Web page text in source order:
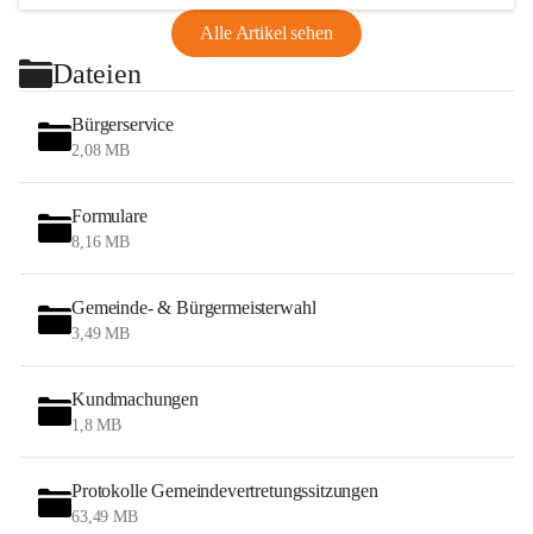
Alle Artikel sehen
Dateien
Bürgerservice
2,08 MB
Formulare
8,16 MB
Gemeinde- & Bürgermeisterwahl
3,49 MB
Kundmachungen
1,8 MB
Protokolle Gemeindevertretungssitzungen
63,49 MB